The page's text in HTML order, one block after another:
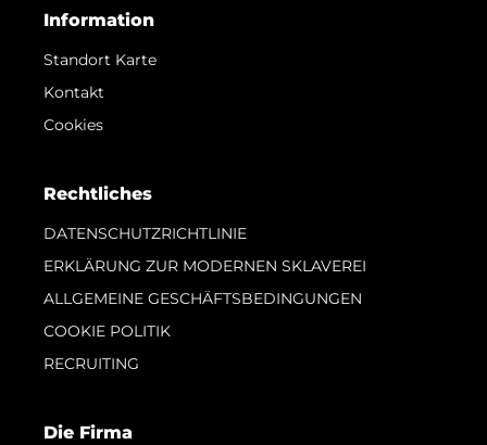
Information
Standort Karte
Kontakt
Cookies
Rechtliches
DATENSCHUTZRICHTLINIE
ERKLÄRUNG ZUR MODERNEN SKLAVEREI
ALLGEMEINE GESCHÄFTSBEDINGUNGEN
COOKIE POLITIK
RECRUITING
Die Firma